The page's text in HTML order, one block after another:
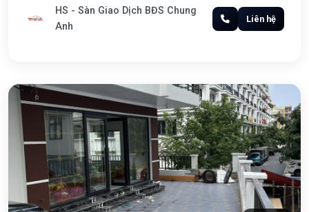
HS - Sàn Giao Dịch BĐS Chung
Anh
Liên hệ